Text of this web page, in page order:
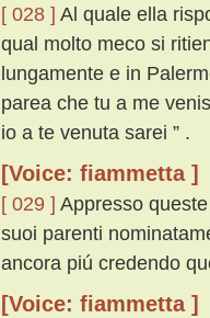
[ 028 ] Al quale ella
qual molto meco si
lungamente e in
parea che tu a me
io a te venuta sarei ” .
[Voice: fiammetta ]
[ 029 ] Appresso
suoi parenti
ancora piú credendo
[Voice: fiammetta ]